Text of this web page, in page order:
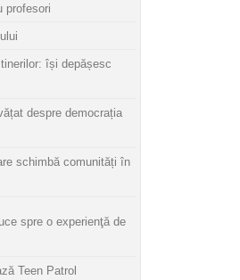
profesori
își depășesc
despre democrația
schimbă comunități în
spre o experienţă de
Teen Patrol